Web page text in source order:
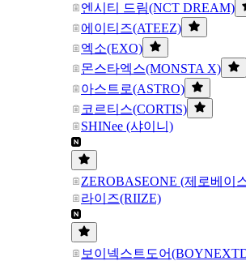
엔시티 드림(NCT DREAM)
에이티즈(ATEEZ)
엑소(EXO)
몬스타엑스(MONSTA X)
아스트로(ASTRO)
코르티스(CORTIS)
SHINee (샤이니)
ZEROBASEONE (제로베이
라이즈(RIIZE)
보이넥스트도어